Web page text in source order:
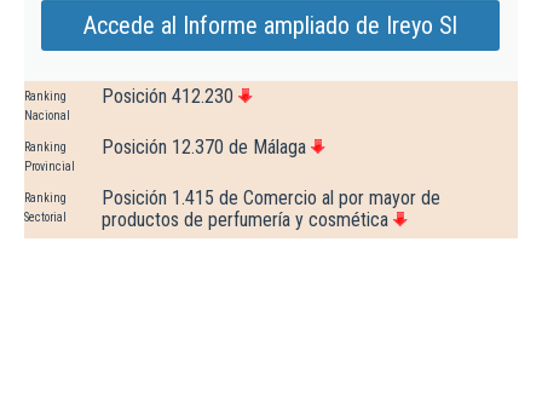
Accede al Informe ampliado de Ireyo Sl
Ranking
Nacional
Posición 412.230
Ranking
Provincial
Posición 12.370 de Málaga
Ranking
Sectorial
Posición 1.415 de Comercio al por mayor de
productos de perfumería y cosmética